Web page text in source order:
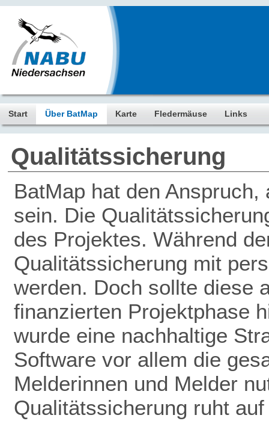
Start Über BatMap Karte Fledermäuse Links
Qualitätssicherung
BatMap hat den
sein. Die
des Projektes. Während
Qualitätssicherung mit
werden. Doch sollte diese
finanzierten Projektphase
wurde eine nachhaltige
Software vor allem die
Melderinnen und Melder
Qualitätssicherung ruht